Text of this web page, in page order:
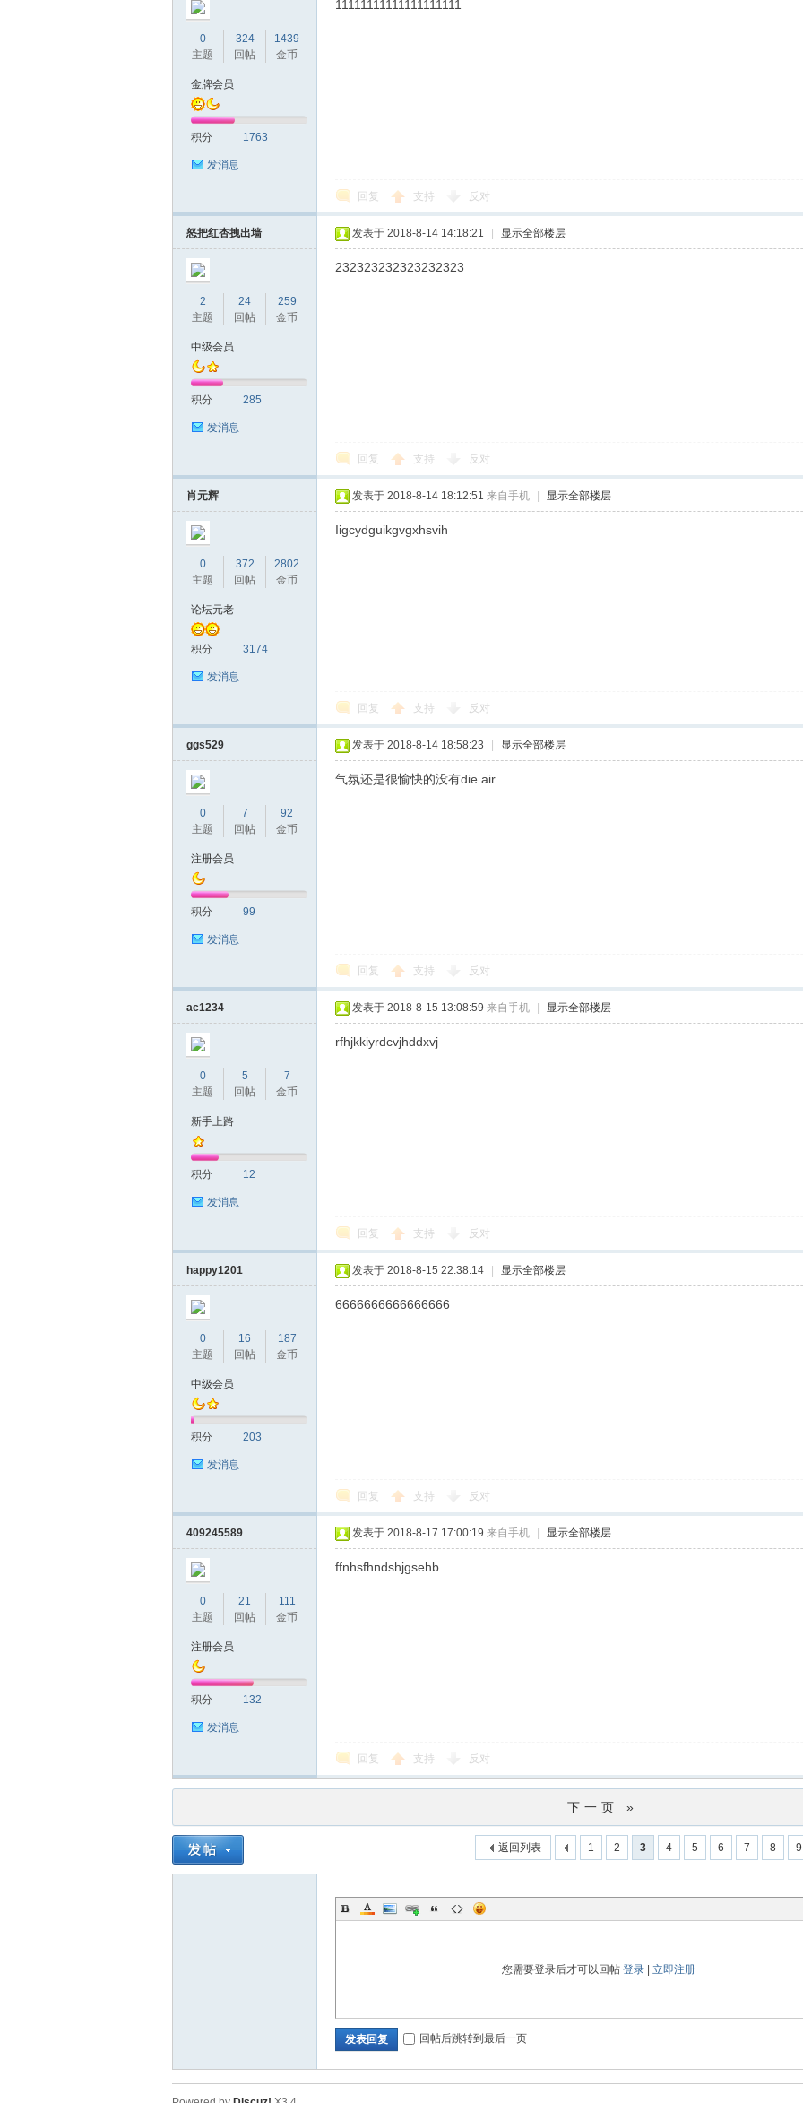
0
主题
324
回帖
1439
金币
金牌会员
积分 1763
发消息
11111111111111111111
回复 支持 反对
怒把红杏拽出墙
2
主题
24
回帖
259
金币
中级会员
积分 285
发消息
发表于 2018-8-14 14:18:21 显示全部楼层
232323232323232323
回复 支持 反对
肖元辉
0
主题
372
回帖
2802
金币
论坛元老
积分 3174
发消息
发表于 2018-8-14 18:12:51 来自手机 显示全部楼层
Iigcydguikgvgxhsvih
回复 支持 反对
ggs529
0
主题
7
回帖
92
金币
注册会员
积分 99
发消息
发表于 2018-8-14 18:58:23 显示全部楼层
气氛还是很愉快的没有die air
回复 支持 反对
ac1234
0
主题
5
回帖
7
金币
新手上路
积分 12
发消息
发表于 2018-8-15 13:08:59 来自手机 显示全部楼层
rfhjkkiyrdcvjhddxvj
回复 支持 反对
happy1201
0
主题
16
回帖
187
金币
中级会员
积分 203
发消息
发表于 2018-8-15 22:38:14 显示全部楼层
6666666666666666
回复 支持 反对
409245589
0
主题
21
回帖
111
金币
注册会员
积分 132
发消息
发表于 2018-8-17 17:00:19 来自手机 显示全部楼层
ffnhsfhndshjgsehb
回复 支持 反对
下一页 »
1 2 3 4 5 6 7 8 9
返回列表
您需要登录后才可以回帖 登录| 立即注册
发表回复 回帖后跳转到最后一页